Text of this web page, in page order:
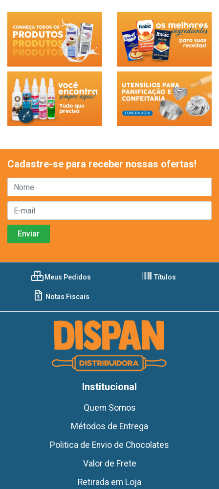
Cadastre-se para receber nossas ofertas!
Meus Pedidos Títulos
Notas Fiscais
Institucional
Quem Somos
Métodos de Entrega
Politica de Envio de Chocolates
Valor de Frete
Retirada em Loja